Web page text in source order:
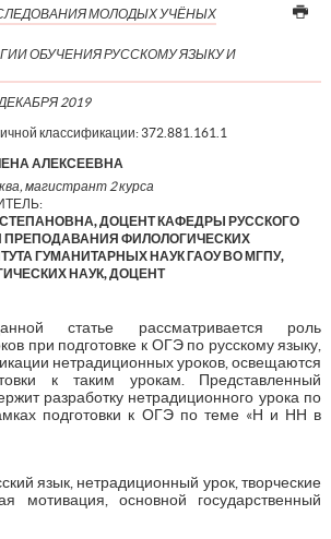
МОЛОДЫХ УЧЁНЫХ
ОБУЧЕНИЯ РУССКОМУ ЯЗЫКУ И
2019
классификации: 372.881.161.1
АЛЕКСЕЕВНА
магистрант 2 курса
ДОЦЕНТ КАФЕДРЫ РУССКОГО
ПРЕПОДАВАНИЯ ФИЛОЛОГИЧЕСКИХ
ГУМАНИТАРНЫХ НАУК ГАОУ ВО МГПУ,
НАУК, ДОЦЕНТ
статье рассматривается роль
при подготовке к ОГЭ по русскому языку,
нетрадиционных уроков, освещаются
к таким урокам. Представленный
разработку нетрадиционного урока по
подготовки к ОГЭ по теме «Н и НН в
язык, нетрадиционный урок, творческие
мотивация, основной государственный